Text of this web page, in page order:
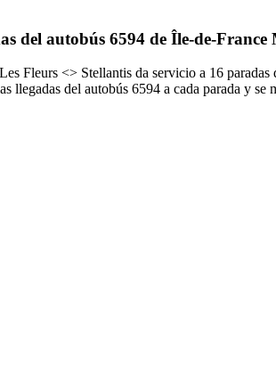
del autobús 6594 de Île-de-France
Fleurs <> Stellantis da servicio a 16
llegadas del autobús 6594 a cada parada y